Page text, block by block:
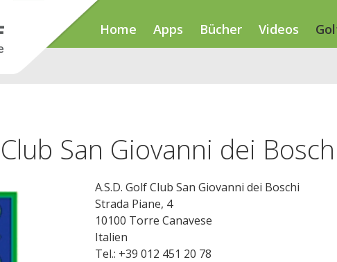
Home Apps Bücher Videos
San Giovanni dei
A.S.D. Golf Club San Giovanni dei Boschi
Strada Piane, 4
10100 Torre Canavese
Italien
Tel.: +39 012 451 20 78